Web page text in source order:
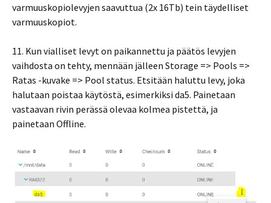
varmuuskopiolevyjen saavuttua (2x 16Tb) tein täydelliset
varmuuskopiot.
11. Kun vialliset levyt on paikannettu ja päätös levyjen
vaihdosta on tehty, mennään jälleen Storage => Pools =>
Ratas -kuvake => Pool status. Etsitään haluttu levy, joka
halutaan poistaa käytöstä, esimerkiksi da5. Painetaan
vastaavan rivin perässä olevaa kolmea pistettä, ja
painetaan Offline.